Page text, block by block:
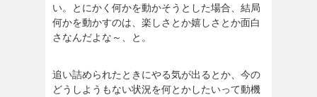
い。とにかく何かを動かそうとした場合、結局
何かを動かすのは、楽しさとか嬉しさとか面白
さなんだよな～、と。
追い詰められたときにやる気が出るとか、今の
どうしようもない状況を何とかしたいって動機